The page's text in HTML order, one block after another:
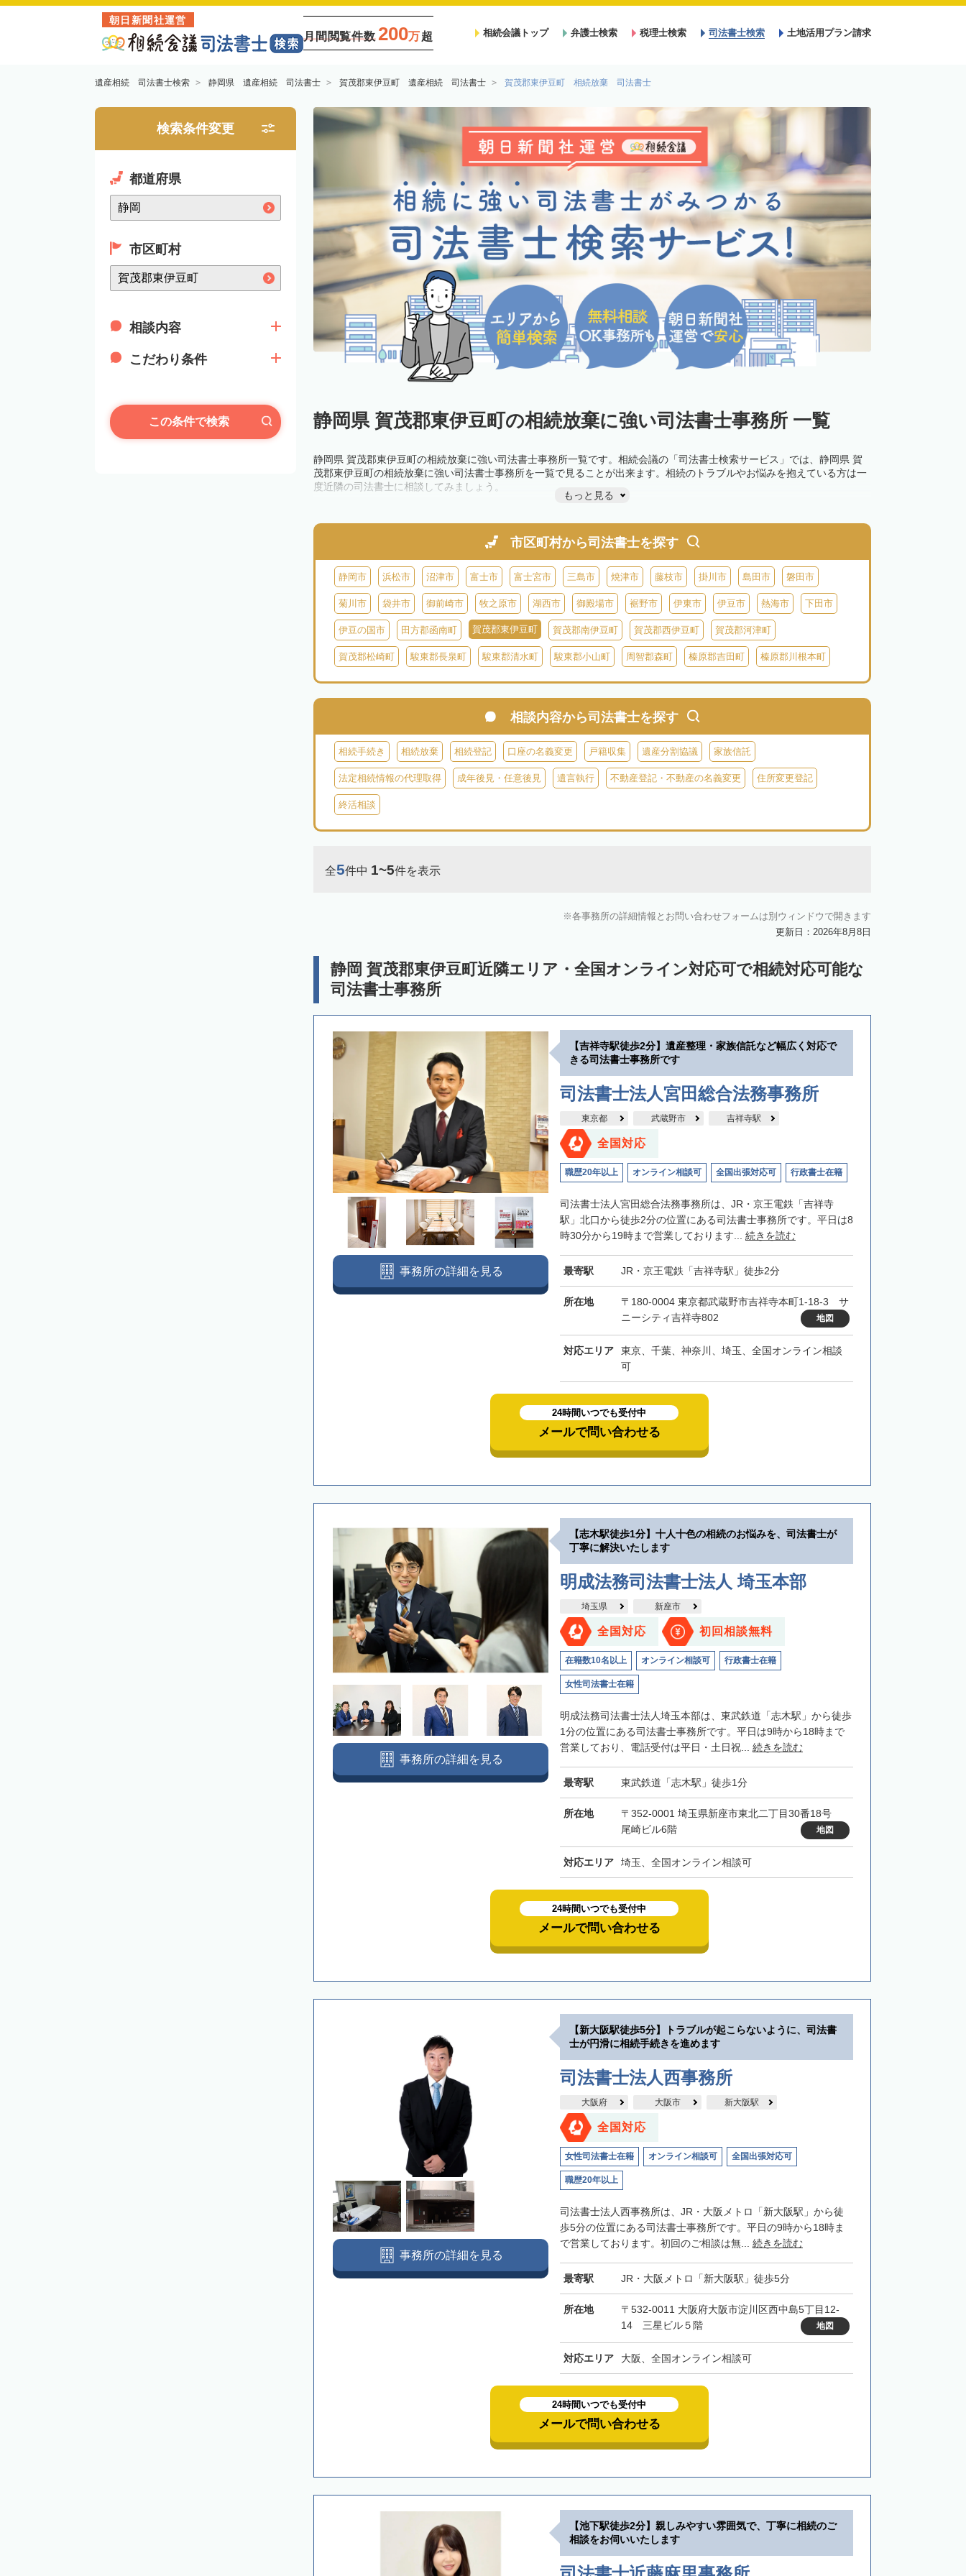
朝日新聞社運営
月間閲覧件数 200万超 相続会議トップ 弁護士検索 税理士検索 司法書士検索 土地活用プラン請求
遺産相続 司法書士検索 静岡県 遺産相続 司法書士 賀茂郡東伊豆町 遺産相続 司法書士 賀茂郡東伊豆町 相続放棄 司法書士
検索条件変更
都道府県
市区町村
相談内容
こだわり条件
この条件で検索 静岡県 賀茂郡東伊豆町の相続放棄に強い司法書士事務所 一覧
静岡県 賀茂郡東伊豆町の相続放棄に強い司法書士事務所一覧です。相続会議の「司法書士検索サービス」では、静岡県 賀
茂郡東伊豆町の相続放棄に強い司法書士事務所を一覧で見ることが出来ます。相続のトラブルやお悩みを抱えている方は一
度近隣の司法書士に相談してみましょう。
もっと見る
市区町村から司法書士を探す
静岡市 浜松市 沼津市 富士市 富士宮市 三島市 焼津市 藤枝市 掛川市 島田市 磐田市
菊川市 袋井市 御前崎市 牧之原市 湖西市 御殿場市 裾野市 伊東市 伊豆市 熱海市 下田市
伊豆の国市 田方郡函南町 賀茂郡東伊豆町 賀茂郡南伊豆町 賀茂郡西伊豆町 賀茂郡河津町
賀茂郡松崎町 駿東郡長泉町 駿東郡清水町 駿東郡小山町 周智郡森町 榛原郡吉田町 榛原郡川根本町
相談内容から司法書士を探す
相続手続き 相続放棄 相続登記 口座の名義変更 戸籍収集 遺産分割協議 家族信託
法定相続情報の代理取得 成年後見・任意後見 遺言執行 不動産登記・不動産の名義変更 住所変更登記
終活相談
全5件中 1~5件を表示
各事務所の詳細情報とお問い合わせフォームは別ウィンドウで開きます
更新日：2026年8月8日
静岡 賀茂郡東伊豆町近隣エリア・全国オンライン対応可で相続対応可能な
司法書士事務所
【吉祥寺駅徒歩2分】遺産整理・家族信託など幅広く対応で
きる司法書士事務所です
司法書士法人宮田総合法務事務所
東京都 武蔵野市 吉祥寺駅
全国対応
職歴20年以上 オンライン相談可 全国出張対応可 行政書士在籍
司法書士法人宮田総合法務事務所は、JR・京王電鉄「吉祥寺
駅」北口から徒歩2分の位置にある司法書士事務所です。平日は8
時30分から19時まで営業しております... 続きを読む
最寄駅 JR・京王電鉄「吉祥寺駅」徒歩2分
所在地
〒180-0004 東京都武蔵野市吉祥寺本町1-18-3 サ
ニーシティ吉祥寺802
地図
対応エリア
東京、千葉、神奈川、埼玉、全国オンライン相談
可
事務所の詳細を見る
24時間いつでも受付中
メールで問い合わせる
【志木駅徒歩1分】十人十色の相続のお悩みを、司法書士が
丁寧に解決いたします
明成法務司法書士法人 埼玉本部
埼玉県 新座市
全国対応 初回相談無料
在籍数10名以上 オンライン相談可 行政書士在籍
女性司法書士在籍
明成法務司法書士法人埼玉本部は、東武鉄道「志木駅」から徒歩
1分の位置にある司法書士事務所です。平日は9時から18時まで
営業しており、電話受付は平日・土日祝... 続きを読む
最寄駅 東武鉄道「志木駅」徒歩1分
所在地
〒352-0001 埼玉県新座市東北二丁目30番18号
尾崎ビル6階
地図
対応エリア 埼玉、全国オンライン相談可
事務所の詳細を見る
24時間いつでも受付中
メールで問い合わせる
【新大阪駅徒歩5分】トラブルが起こらないように、司法書
士が円滑に相続手続きを進めます
司法書士法人西事務所
大阪府 大阪市 新大阪駅
全国対応
女性司法書士在籍 オンライン相談可 全国出張対応可
職歴20年以上
司法書士法人西事務所は、JR・大阪メトロ「新大阪駅」から徒
歩5分の位置にある司法書士事務所です。平日の9時から18時ま
で営業しております。初回のご相談は無... 続きを読む
最寄駅 JR・大阪メトロ「新大阪駅」徒歩5分
所在地
〒532-0011 大阪府大阪市淀川区西中島5丁目12-
14 三星ビル５階
地図
対応エリア 大阪、全国オンライン相談可
事務所の詳細を見る
24時間いつでも受付中
メールで問い合わせる
【池下駅徒歩2分】親しみやすい雰囲気で、丁寧に相続のご
相談をお伺いいたします